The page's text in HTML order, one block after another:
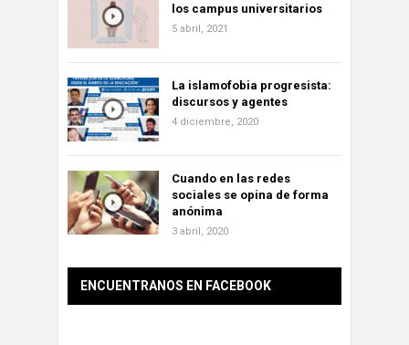
los campus universitarios
5 abril, 2021
La islamofobia progresista:
discursos y agentes
4 diciembre, 2020
Cuando en las redes
sociales se opina de forma
anónima
3 abril, 2020
ENCUENTRANOS EN FACEBOOK